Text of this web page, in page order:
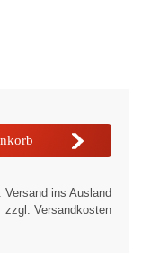
ins Ausland
zzgl. Versandkosten